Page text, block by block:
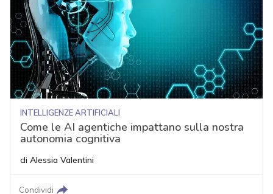
INTELLIGENZE ARTIFICIALI
Come le AI agentiche impattano sulla nostra
autonomia cognitiva
di Alessia Valentini
Condividi